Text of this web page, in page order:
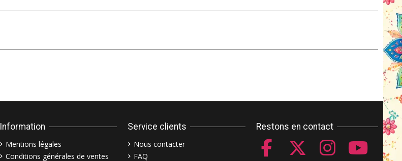
Information
Mentions légales
Conditions générales de ventes
Service clients
Nous contacter
FAQ
Restons en contact